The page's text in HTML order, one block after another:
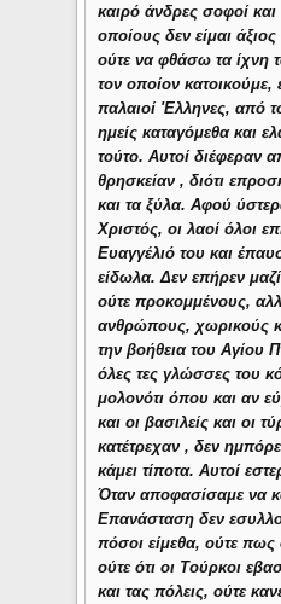
καιρό άνδρες σοφοί
οποίους δεν είμαι
ούτε να φθάσω τα ίχνη
τον οποίον κατοικούμε,
παλαιοί 'Ελληνες, από
ημείς καταγόμεθα και
τούτο. Αυτοί διέφεραν
θρησκείαν , διότι
και τα ξύλα. Αφού
Χριστός, οι λαοί όλοι
Ευαγγέλιό του και
είδωλα. Δεν επήρεν
ούτε προκομμένους,
ανθρώπους, χωρικούς
την βοήθεια του Αγίου
όλες τες γλώσσες του
μολονότι όπου και αν
και οι βασιλείς και οι
κατέτρεχαν , δεν
κάμει τίποτα. Αυτοί
Όταν αποφασίσαμε να
Επανάσταση δεν
πόσοι είμεθα, ούτε
ούτε ότι οι Τούρκοι
και τας πόλεις, ούτε